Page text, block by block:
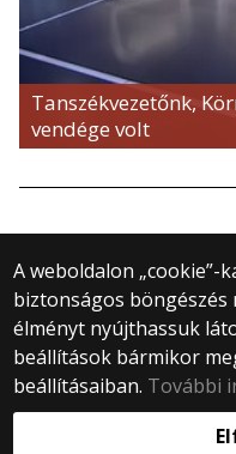
Tanszékvezetőnk,
vendége volt
A weboldalon „cookie”-
biztonságos
élményt nyújthassuk
beállítások bármikor
beállításaiban. További
© 2025 Eötvös
1053
Központi